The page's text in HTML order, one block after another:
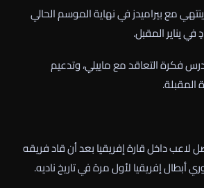
مع بيراميدز في نهاية الموسم الحالي
في يناير المقبل.
فكرة التعاقد مع ماييلي، وتدعيم
المقبلة.
لاعب داخل قارة إفريقيا بعد أن قاد فريقه
أبطال إفريقيا لأول مرة في تاريخ ناديه.